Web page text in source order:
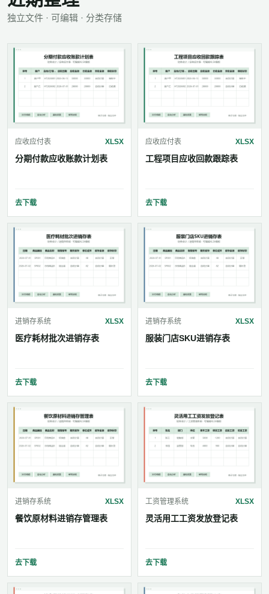
独立文件 · 可编辑 · 分类存储
应收应付表 XLSX
分期付款应收账款计划表
去下载
应收应付表 XLSX
工程项目应收回款跟踪表
去下载
进销存系统 XLSX
医疗耗材批次进销存表
去下载
进销存系统 XLSX
服装门店SKU进销存表
去下载
进销存系统 XLSX
餐饮原材料进销存管理表
去下载
工资管理系统 XLSX
灵活用工工资发放登记表
去下载